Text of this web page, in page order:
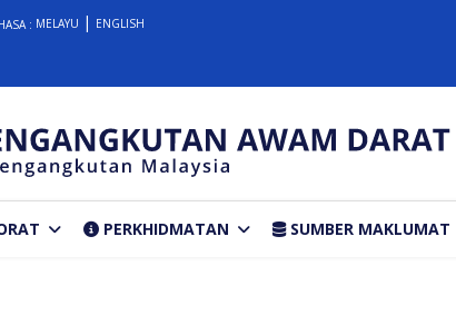
: MELAYU ENGLISH
PERKHIDMATAN SUMBER MAKLUMAT